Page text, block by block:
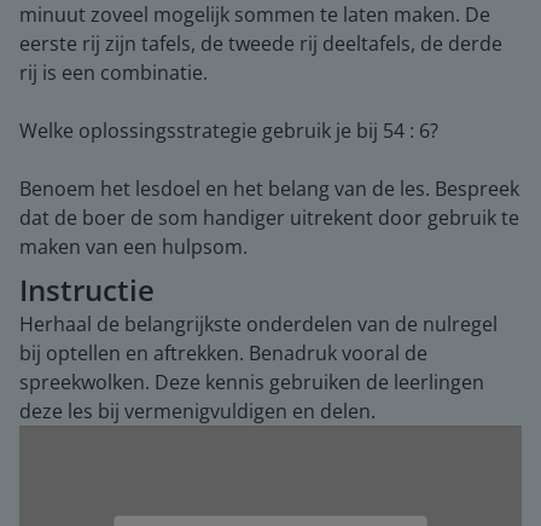
minuut zoveel mogelijk sommen te laten maken. De
eerste rij zijn tafels, de tweede rij deeltafels, de derde
rij is een combinatie.
Welke oplossingsstrategie gebruik je bij 54 : 6?
Benoem het lesdoel en het belang van de les. Bespreek
dat de boer de som handiger uitrekent door gebruik te
maken van een hulpsom.
Instructie
Herhaal de belangrijkste onderdelen van de nulregel
bij optellen en aftrekken. Benadruk vooral de
spreekwolken. Deze kennis gebruiken de leerlingen
deze les bij vermenigvuldigen en delen.